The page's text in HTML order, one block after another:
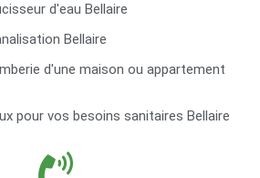
d'eau Bellaire
Bellaire
d'une maison ou appartement
pour vos besoins sanitaires Bellaire